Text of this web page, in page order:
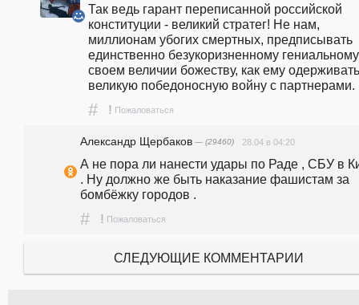
Так ведь гарант переписанной российской
конституции - великий стратег! Не нам,
миллионам убогих смертных, предписывать
единственно безукоризненному
своем величии божеству, как ему одерживать
великую победоносную войну с партнерами.
# ! Пожаловаться
Александр Щербаков — (29460) 28.04 в 04:20
А не пора ли нанести удары по Раде , СБУ в
. Ну должно же быть наказание фашистам за
бомбёжку городов .
# ! Пожаловаться
СЛЕДУЮЩИЕ КОММЕНТАРИИ